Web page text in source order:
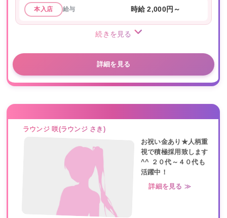
本入店 給与 時給 2,000円～
続きを見る
詳細を見る
ラウンジ 咲(ラウンジ さき)
お祝い金あり★人柄重
視で積極採用致します
^^ ２０代～４０代も
活躍中！
詳細を見る ≫